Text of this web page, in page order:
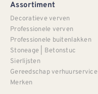
Assortiment
Decoratieve verven
Professionele verven
Professionele buitenlakken
Stoneage | Betonstuc
Sierlijsten
Gereedschap verhuurservice
Merken